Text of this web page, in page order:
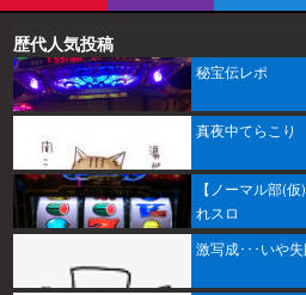
歴代人気投稿
秘宝伝レポ
真夜中てらこり
【ノーマル部(
れスロ
激写成･･･いや失